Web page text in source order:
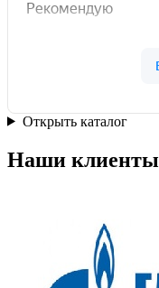
Открыть каталог
Наши клиенты